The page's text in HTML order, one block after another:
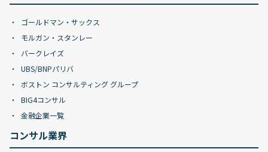
ゴールドマン・サックス
モルガン・スタンレー
バークレイズ
UBS/BNPパリバ
ボストン コンサルティング グループ
BIG4コンサル
金融企業一覧
コンサル業界